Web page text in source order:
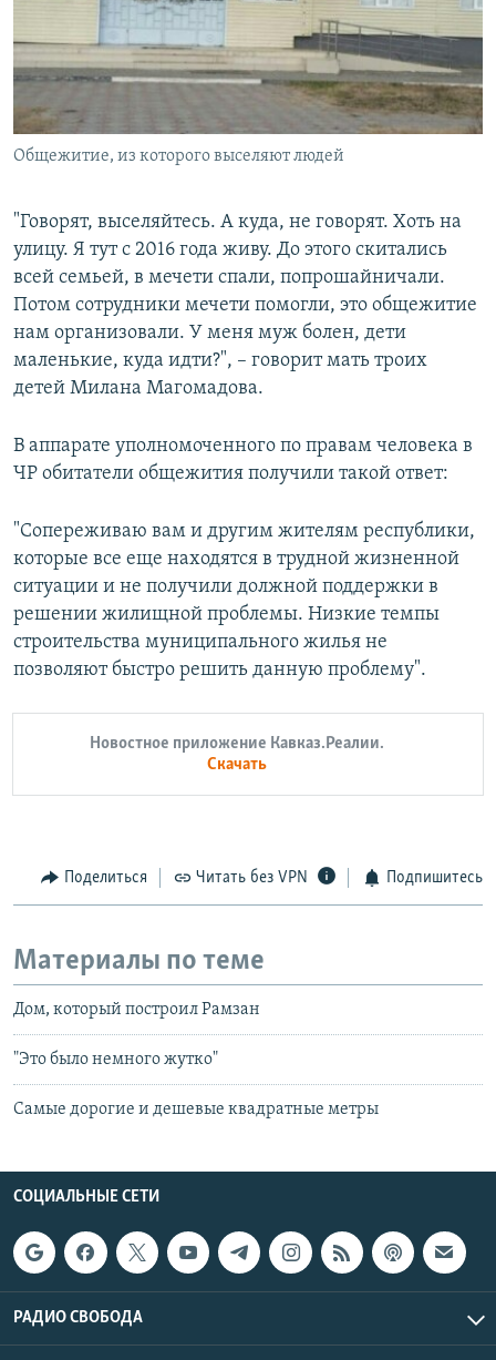
Общежитие, из которого выселяют людей
"Говорят, выселяйтесь. А куда, не говорят. Хоть на
улицу. Я тут с 2016 года живу. До этого скитались
всей семьей, в мечети спали, попрошайничали.
Потом сотрудники мечети помогли, это общежитие
нам организовали. У меня муж болен, дети
маленькие, куда идти?", – говорит мать троих
детей Милана Магомадова.
В аппарате уполномоченного по правам человека в
ЧР обитатели общежития получили такой ответ:
"Сопереживаю вам и другим жителям республики,
которые все еще находятся в трудной жизненной
ситуации и не получили должной поддержки в
решении жилищной проблемы. Низкие темпы
строительства муниципального жилья не
позволяют быстро решить данную проблему".
Новостное приложение Кавказ.Реалии.
Скачать
Поделиться Читать без VPN Подпишитесь
Материалы по теме
Дом, который построил Рамзан
"Это было немного жутко"
Самые дорогие и дешевые квадратные метры
СОЦИАЛЬНЫЕ СЕТИ
РАДИО СВОБОДА